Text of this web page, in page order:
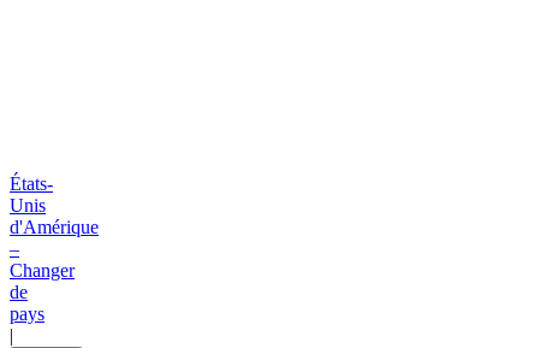
États-
Unis
d'Amérique
–
Changer
de
pays
|